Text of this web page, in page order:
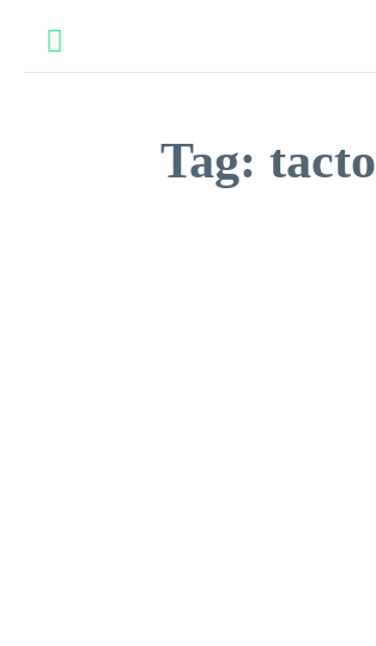
Tag: tacto